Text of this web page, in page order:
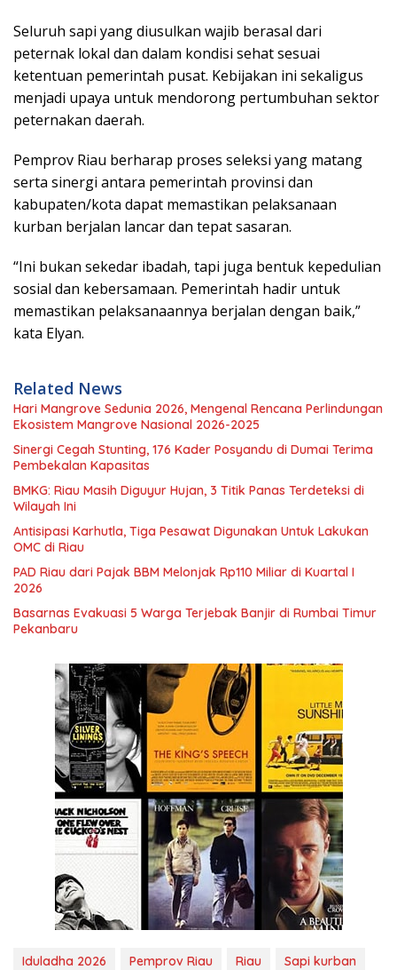
Seluruh sapi yang diusulkan wajib berasal dari
peternak lokal dan dalam kondisi sehat sesuai
ketentuan pemerintah pusat. Kebijakan ini sekaligus
menjadi upaya untuk mendorong pertumbuhan sektor
peternakan daerah.
Pemprov Riau berharap proses seleksi yang matang
serta sinergi antara pemerintah provinsi dan
kabupaten/kota dapat memastikan pelaksanaan
kurban berjalan lancar dan tepat sasaran.
“Ini bukan sekedar ibadah, tapi juga bentuk kepedulian
sosial dan kebersamaan. Pemerintah hadir untuk
memastikan pelaksanaannya berjalan dengan baik,”
kata Elyan.
Related News
Hari Mangrove Sedunia 2026, Mengenal Rencana Perlindungan
Ekosistem Mangrove Nasional 2026-2025
Sinergi Cegah Stunting, 176 Kader Posyandu di Dumai Terima
Pembekalan Kapasitas
BMKG: Riau Masih Diguyur Hujan, 3 Titik Panas Terdeteksi di
Wilayah Ini
Antisipasi Karhutla, Tiga Pesawat Digunakan Untuk Lakukan
OMC di Riau
PAD Riau dari Pajak BBM Melonjak Rp110 Miliar di Kuartal I
2026
Basarnas Evakuasi 5 Warga Terjebak Banjir di Rumbai Timur
Pekanbaru
Iduladha 2026 Pemprov Riau Riau Sapi kurban